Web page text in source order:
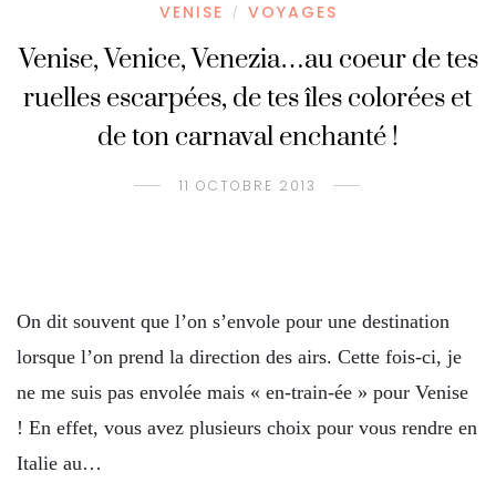
VENISE / VOYAGES
Venise, Venice, Venezia…au coeur de tes
ruelles escarpées, de tes îles colorées et
de ton carnaval enchanté !
11 OCTOBRE 2013
On dit souvent que l’on s’envole pour une destination
lorsque l’on prend la direction des airs. Cette fois-ci, je
ne me suis pas envolée mais « en-train-ée » pour Venise
! En effet, vous avez plusieurs choix pour vous rendre en
Italie au…